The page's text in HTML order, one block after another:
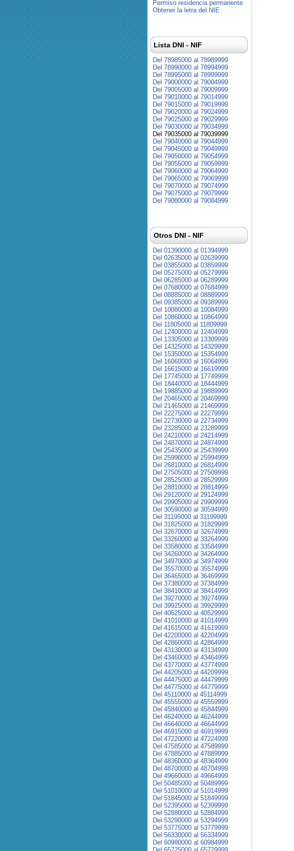
Permiso residencia permanente
Obtener la letra del NIE
Lista DNI - NIF
Del 78985000 al 78989999
Del 78990000 al 78994999
Del 78995000 al 78999999
Del 79000000 al 79004999
Del 79005000 al 79009999
Del 79010000 al 79014999
Del 79015000 al 79019999
Del 79020000 al 79024999
Del 79025000 al 79029999
Del 79030000 al 79034999
Del 79035000 al 79039999
Del 79040000 al 79044999
Del 79045000 al 79049999
Del 79050000 al 79054999
Del 79055000 al 79059999
Del 79060000 al 79064999
Del 79065000 al 79069999
Del 79070000 al 79074999
Del 79075000 al 79079999
Del 79080000 al 79084999
Otros DNI - NIF
Del 01390000 al 01394999
Del 02635000 al 02639999
Del 03855000 al 03859999
Del 05275000 al 05279999
Del 06285000 al 06289999
Del 07680000 al 07684999
Del 08885000 al 08889999
Del 09385000 al 09389999
Del 10080000 al 10084999
Del 10860000 al 10864999
Del 11805000 al 11809999
Del 12400000 al 12404999
Del 13305000 al 13309999
Del 14325000 al 14329999
Del 15350000 al 15354999
Del 16060000 al 16064999
Del 16615000 al 16619999
Del 17745000 al 17749999
Del 18440000 al 18444999
Del 19885000 al 19889999
Del 20465000 al 20469999
Del 21465000 al 21469999
Del 22275000 al 22279999
Del 22730000 al 22734999
Del 23285000 al 23289999
Del 24210000 al 24214999
Del 24870000 al 24874999
Del 25435000 al 25439999
Del 25990000 al 25994999
Del 26810000 al 26814999
Del 27505000 al 27509999
Del 28525000 al 28529999
Del 28810000 al 28814999
Del 29120000 al 29124999
Del 29905000 al 29909999
Del 30590000 al 30594999
Del 31195000 al 31199999
Del 31825000 al 31829999
Del 32670000 al 32674999
Del 33260000 al 33264999
Del 33580000 al 33584999
Del 34260000 al 34264999
Del 34970000 al 34974999
Del 35570000 al 35574999
Del 36465000 al 36469999
Del 37380000 al 37384999
Del 38410000 al 38414999
Del 39270000 al 39274999
Del 39925000 al 39929999
Del 40525000 al 40529999
Del 41010000 al 41014999
Del 41615000 al 41619999
Del 42200000 al 42204999
Del 42860000 al 42864999
Del 43130000 al 43134999
Del 43460000 al 43464999
Del 43770000 al 43774999
Del 44205000 al 44209999
Del 44475000 al 44479999
Del 44775000 al 44779999
Del 45110000 al 45114999
Del 45555000 al 45559999
Del 45840000 al 45844999
Del 46240000 al 46244999
Del 46640000 al 46644999
Del 46915000 al 46919999
Del 47220000 al 47224999
Del 47585000 al 47589999
Del 47885000 al 47889999
Del 48360000 al 48364999
Del 48700000 al 48704999
Del 49660000 al 49664999
Del 50485000 al 50489999
Del 51010000 al 51014999
Del 51845000 al 51849999
Del 52395000 al 52399999
Del 52880000 al 52884999
Del 53290000 al 53294999
Del 53775000 al 53779999
Del 56330000 al 56334999
Del 60980000 al 60984999